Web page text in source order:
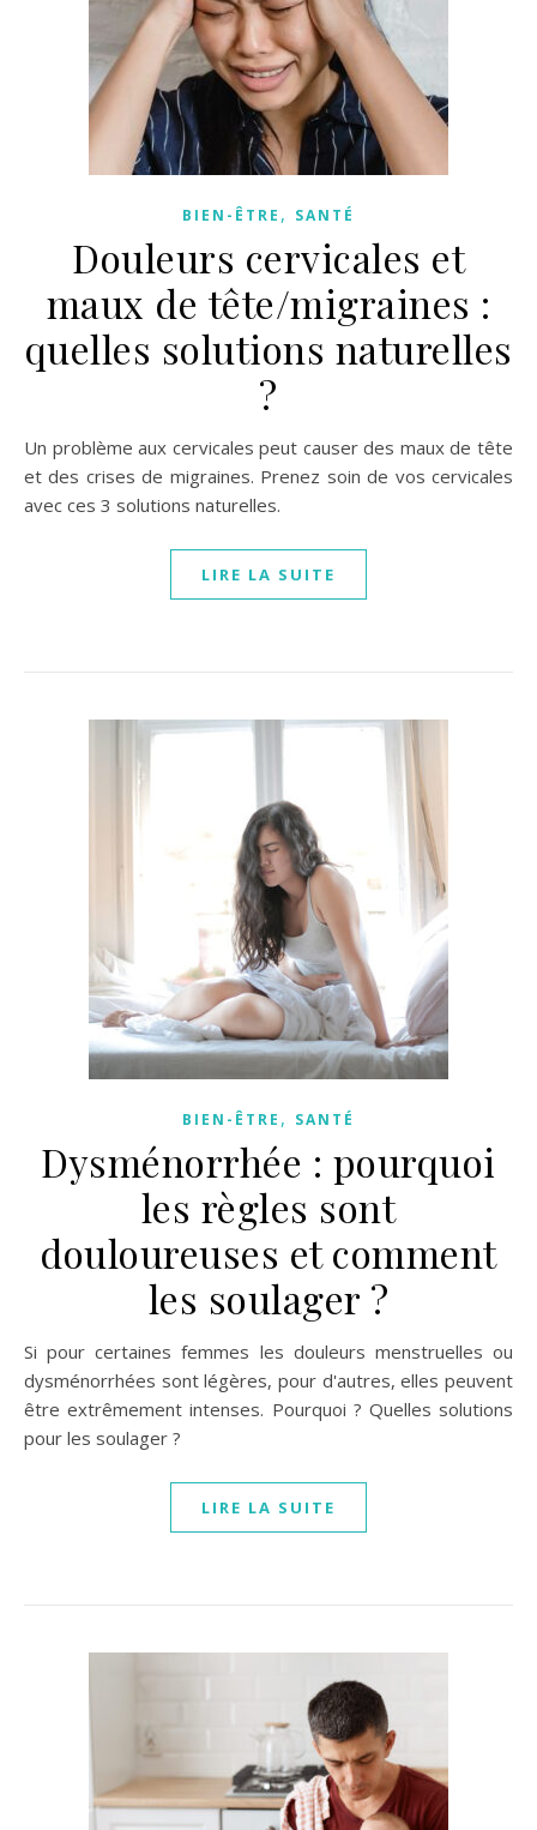
BIEN-ÊTRE , SANTÉ
Douleurs cervicales et
maux de tête/migraines :
quelles solutions naturelles
?
Un problème aux cervicales peut causer des maux de tête
et des crises de migraines. Prenez soin de vos cervicales
avec ces 3 solutions naturelles.
LIRE LA SUITE
BIEN-ÊTRE , SANTÉ
Dysménorrhée : pourquoi
les règles sont
douloureuses et comment
les soulager ?
Si pour certaines femmes les douleurs menstruelles ou
dysménorrhées sont légères, pour d'autres, elles peuvent
être extrêmement intenses. Pourquoi ? Quelles solutions
pour les soulager ?
LIRE LA SUITE